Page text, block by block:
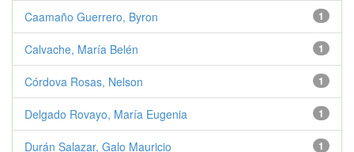
1
Caamaño Guerrero, Byron
1
Calvache, María Belén
1
Córdova Rosas, Nelson
1
Delgado Rovayo, María Eugenia
1
Durán Salazar, Galo Mauricio